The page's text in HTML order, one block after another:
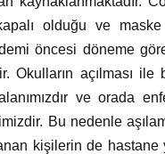
olduğu ve
öncesi döneme
Okulların açılması
ve orada
Bu nedenle
kişilerin de